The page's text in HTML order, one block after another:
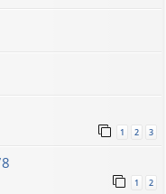
1 2 3
1 2